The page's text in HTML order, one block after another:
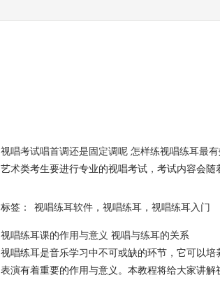
视唱考试唱首调还是固定调呢 怎样练视唱练耳最有
艺术类考生要进行专业的视唱考试，考试内容会
标签： 视唱练耳软件 ， 视唱练耳 ， 视唱练耳入门
视唱练耳课的作用与意义 视唱与练耳的关系
视唱练耳是音乐学习中不可或缺的环节，它可以
表演有着重要的作用与意义。本教程将给大家讲解